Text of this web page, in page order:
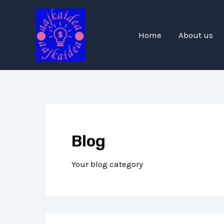
Home About us
Blog
Your blog category
Post
pagination